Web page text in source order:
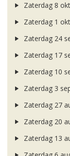
Zaterdag 8
Zaterdag 1
Zaterdag 24
Zaterdag 17
Zaterdag 10
Zaterdag 3
Zaterdag 27
Zaterdag 20
Zaterdag 13